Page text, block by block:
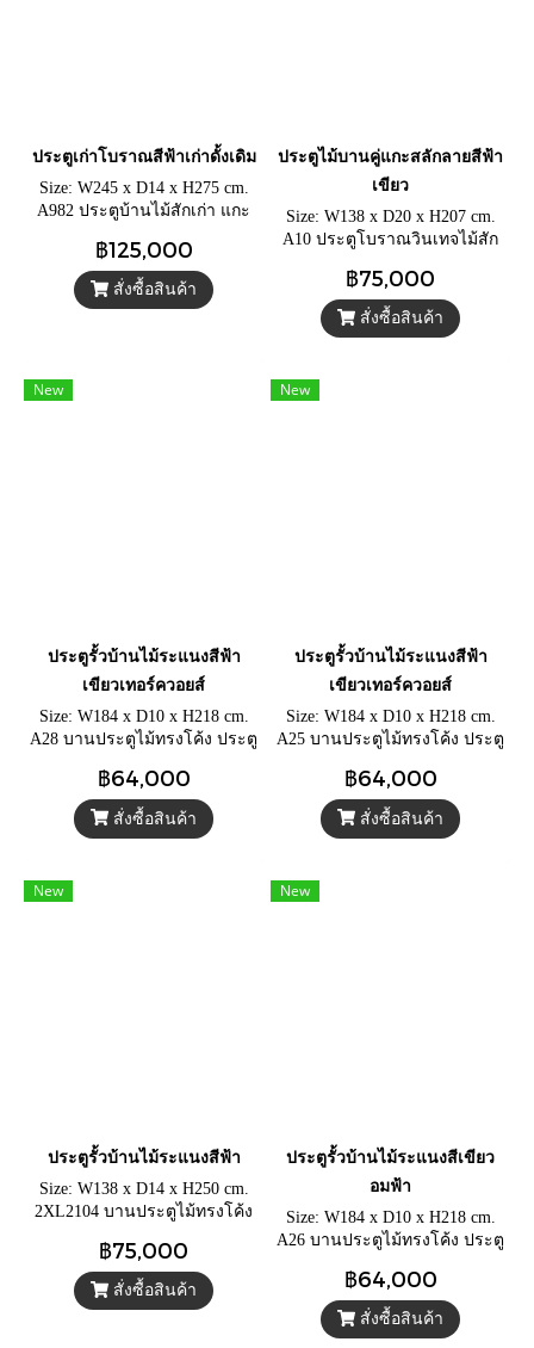
ประตูเก่าโบราณสีฟ้าเก่าดั้งเดิม
Size: W245 x D14 x H275 cm.
A982 ประตูบ้านไม้สักเก่า แกะ
โบราณสีฟ้าขัดหยาบแต่งแถบ
เหล็ก
฿125,000
สั่งซื้อสินค้า
ประตูไม้บานคู่แกะสลักลายสีฟ้า
เขียว
Size: W138 x D20 x H207 cm.
A10 ประตูโบราณวินเทจไม้สัก
ไม้แกะสลักสวยละเอียดพร้อมมือ
จับกลอนทองเหลือง
฿75,000
สั่งซื้อสินค้า
New
ประตูรั้วบ้านไม้ระแนงสีฟ้า
เขียวเทอร์ควอยส์
Size: W184 x D10 x H218 cm.
A28 บานประตูไม้ทรงโค้ง ประตู
ระแนวโปร่งสีฟ้าเขียวเทอร์ค
วอยส์
฿64,000
สั่งซื้อสินค้า
New
ประตูรั้วบ้านไม้ระแนงสีฟ้า
เขียวเทอร์ควอยส์
Size: W184 x D10 x H218 cm.
A25 บานประตูไม้ทรงโค้ง ประตู
ระแนวโปร่งสีฟ้าเขียวเทอร์ค
วอยส์
฿64,000
สั่งซื้อสินค้า
New
ประตูรั้วบ้านไม้ระแนงสีฟ้า
Size: W138 x D14 x H250 cm.
2XL2104 บานประตูไม้ทรงโค้ง
พื้นที่ ไม้ระแนงโปร่งฟ้า
฿75,000
สั่งซื้อสินค้า
New
ประตูรั้วบ้านไม้ระแนงสีเขียว
อมฟ้า
Size: W184 x D10 x H218 cm.
A26 บานประตูไม้ทรงโค้ง ประตู
ระแนงโปร่งสีเขียวอมฟ้า
฿64,000
สั่งซื้อสินค้า